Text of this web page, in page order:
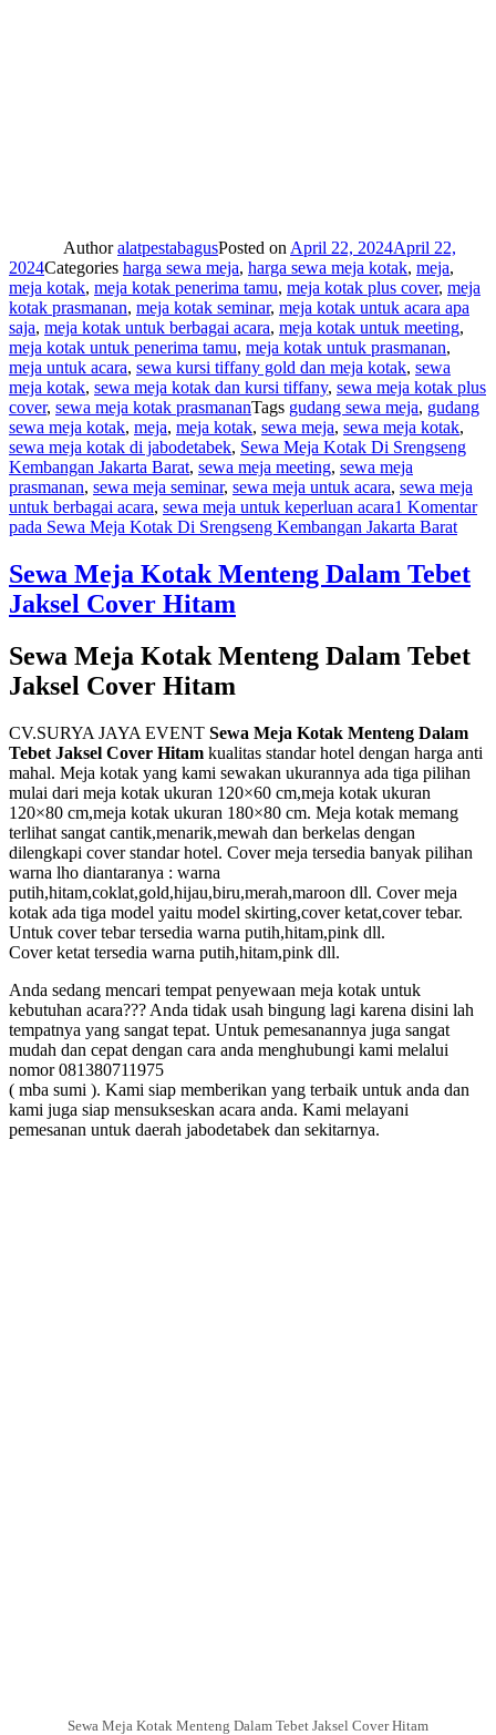
AuthoralatpestabagusPosted on April 22, 2024April 22,
2024Categories harga sewa meja, harga sewa meja kotak, meja,
meja kotak, meja kotak penerima tamu, meja kotak plus cover, meja
kotak prasmanan, meja kotak seminar, meja kotak untuk acara apa
saja, meja kotak untuk berbagai acara, meja kotak untuk meeting,
meja kotak untuk penerima tamu, meja kotak untuk prasmanan,
meja untuk acara, sewa kursi tiffany gold dan meja kotak, sewa
meja kotak, sewa meja kotak dan kursi tiffany, sewa meja kotak plus
cover, sewa meja kotak prasmananTags gudang sewa meja, gudang
sewa meja kotak, meja, meja kotak, sewa meja, sewa meja kotak,
sewa meja kotak di jabodetabek, Sewa Meja Kotak Di Srengseng
Kembangan Jakarta Barat, sewa meja meeting, sewa meja
prasmanan, sewa meja seminar, sewa meja untuk acara, sewa meja
untuk berbagai acara, sewa meja untuk keperluan acara1 Komentar
pada Sewa Meja Kotak Di Srengseng Kembangan Jakarta Barat
Sewa Meja Kotak Menteng Dalam Tebet
Jaksel Cover Hitam
Sewa Meja Kotak Menteng Dalam Tebet
Jaksel Cover Hitam
CV.SURYA JAYA EVENT Sewa Meja Kotak Menteng Dalam
Tebet Jaksel Cover Hitam kualitas standar hotel dengan harga anti
mahal. Meja kotak yang kami sewakan ukurannya ada tiga pilihan
mulai dari meja kotak ukuran 120×60 cm,meja kotak ukuran
120×80 cm,meja kotak ukuran 180×80 cm. Meja kotak memang
terlihat sangat cantik,menarik,mewah dan berkelas dengan
dilengkapi cover standar hotel. Cover meja tersedia banyak pilihan
warna lho diantaranya : warna
putih,hitam,coklat,gold,hijau,biru,merah,maroon dll. Cover meja
kotak ada tiga model yaitu model skirting,cover ketat,cover tebar.
Untuk cover tebar tersedia warna putih,hitam,pink dll.
Cover ketat tersedia warna putih,hitam,pink dll.
Anda sedang mencari tempat penyewaan meja kotak untuk
kebutuhan acara??? Anda tidak usah bingung lagi karena disini lah
tempatnya yang sangat tepat. Untuk pemesanannya juga sangat
mudah dan cepat dengan cara anda menghubungi kami melalui
nomor 081380711975
( mba sumi ). Kami siap memberikan yang terbaik untuk anda dan
kami juga siap mensukseskan acara anda. Kami melayani
pemesanan untuk daerah jabodetabek dan sekitarnya.
Sewa Meja Kotak Menteng Dalam Tebet Jaksel Cover Hitam